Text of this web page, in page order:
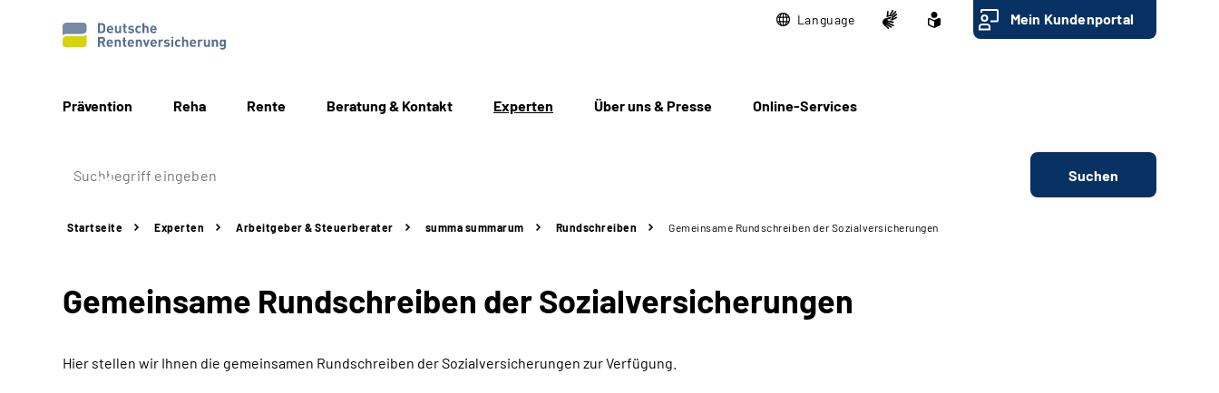
Language Mein Kundenportal
Prävention Reha Rente Beratung & Kontakt Experten Über uns & Presse Online-Services
Suchen
Startseite Experten Arbeitgeber & Steuerberater summa summarum Rundschreiben Gemeinsame Rundschreiben der Sozialversicherungen
Gemeinsame Rundschreiben der Sozialversicherungen
Hier stellen wir Ihnen die gemeinsamen Rundschreiben der Sozialversicherungen zur Verfügung.